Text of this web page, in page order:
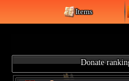
Items
Donate